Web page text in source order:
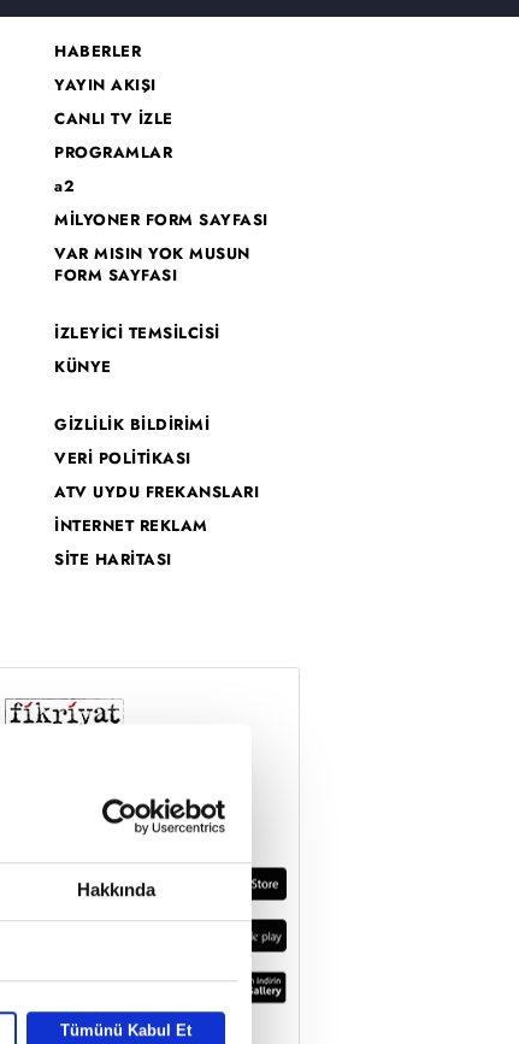
Hakkında
Tümünü Kabul Et
HABERLER
YAYIN AKIŞI
CANLI TV İZLE
PROGRAMLAR
a2
MİLYONER FORM SAYFASI
VAR MISIN YOK MUSUN
FORM SAYFASI
İZLEYİCİ TEMSİLCİSİ
KÜNYE
GİZLİLİK BİLDİRİMİ
VERİ POLİTİKASI
ATV UYDU FREKANSLARI
İNTERNET REKLAM
SİTE HARİTASI